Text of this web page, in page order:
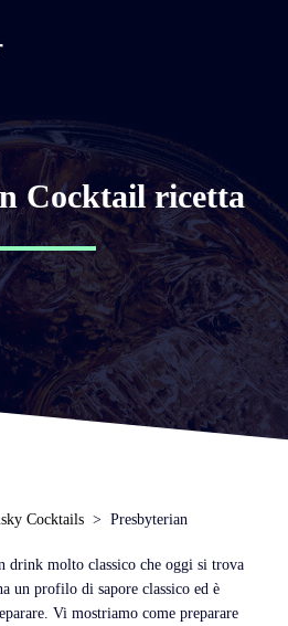
Cocktail ricetta
Cocktails Presbyterian
drink molto classico che oggi si trova
un profilo di sapore classico ed è
Vi mostriamo come preparare